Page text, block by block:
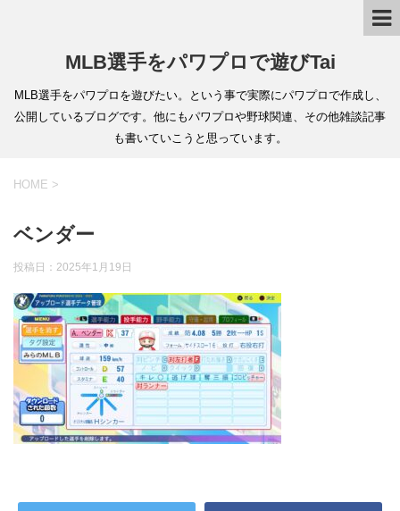
MLB選手をパワプロで遊びTai
MLB選手をパワプロを遊びたい。という事で実際にパワプロで作成し、
公開しているブログです。他にもパワプロや野球関連、その他雑談記事
も書いていこうと思っています。
HOME >
ベンダー
投稿日： 2025年1月19日